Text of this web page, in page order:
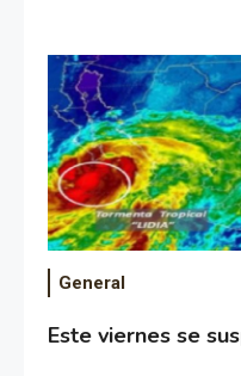
General
Este viernes se